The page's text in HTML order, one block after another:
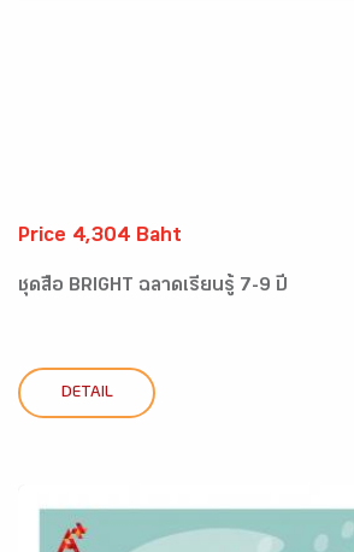
Price 4,304 Baht
ชุดสื่อ BRIGHT ฉลาดเรียนรู้ 7-9 ปี
DETAIL